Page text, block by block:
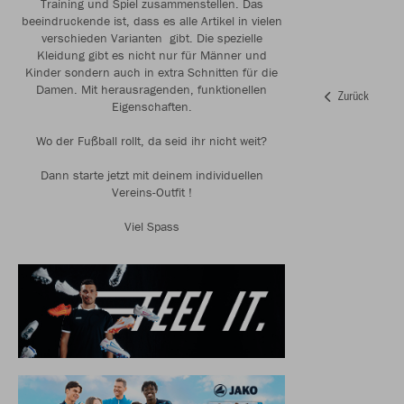
Training und Spiel zusammenstellen. Das
beeindruckende ist, dass es alle Artikel in vielen
verschieden Varianten gibt. Die spezielle
Kleidung gibt es nicht nur für Männer und
Kinder sondern auch in extra Schnitten für die
Damen. Mit herausragenden, funktionellen
Eigenschaften.
Wo der Fußball rollt, da seid ihr nicht weit?
Dann starte jetzt mit deinem individuellen
Vereins-Outfit !
Viel Spass
Zurück